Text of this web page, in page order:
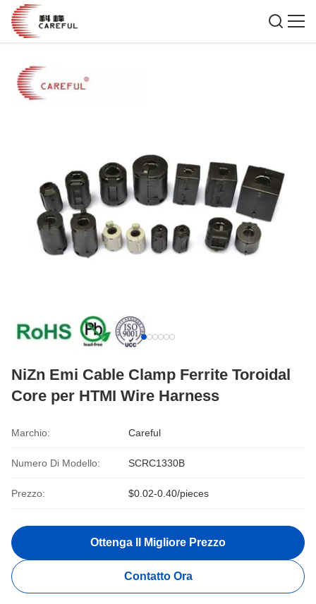
NiZn Emi Cable Clamp Ferrite Toroidal
Core per HTMI Wire Harness
Marchio: Careful
Numero Di Modello: SCRC1330B
Prezzo: $0.02-0.40/pieces
Ottenga Il Migliore Prezzo
Contatto Ora